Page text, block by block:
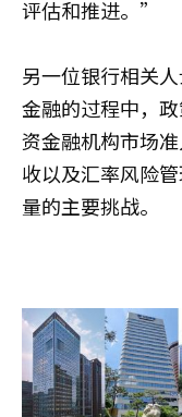
评估和推进。”
另一位银行相关
金融的过程中，
资金融机构市场
收以及汇率风险
量的主要挑战。